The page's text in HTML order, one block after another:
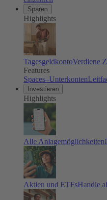
Sparen
Highlights
TagesgeldkontoVerdiene
Features
Spaces–Unterkonten
Investieren
Highlights
Alle Anlagemöglichkeiten
Aktien und ETFsHandle